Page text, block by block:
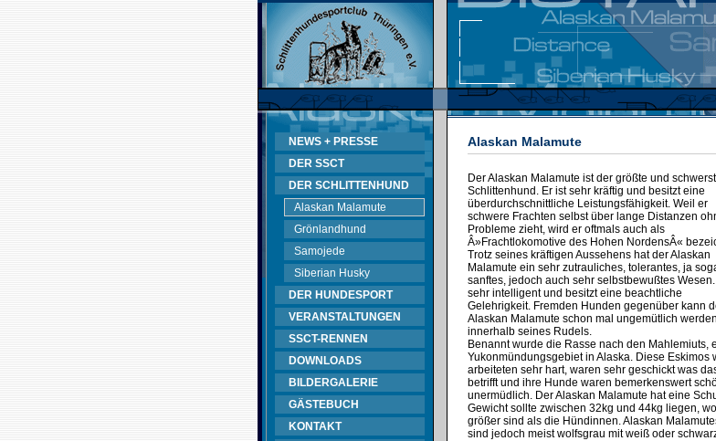
NEWS + PRESSE
DER SSCT
DER SCHLITTENHUND
Alaskan Malamute
Grönlandhund
Samojede
Siberian Husky
DER HUNDESPORT
VERANSTALTUNGEN
SSCT-RENNEN
DOWNLOADS
BILDERGALERIE
GÄSTEBUCH
KONTAKT
Alaskan Malamute
Der Alaskan Malamute ist der größte und
Schlittenhund. Er ist sehr kräftig und besitzt eine
überdurchschnittliche Leistungsfähigkeit. Weil er
schwere Frachten selbst über lange Distanzen
Probleme zieht, wird er oftmals auch als
Â»Frachtlokomotive des Hohen NordensÂ«
Trotz seines kräftigen Aussehens hat der Alaskan
Malamute ein sehr zutrauliches, tolerantes, ja
sanftes, jedoch auch sehr selbstbewußtes
sehr intelligent und besitzt eine beachtliche
Gelehrigkeit. Fremden Hunden gegenüber kann
Alaskan Malamute schon mal ungemütlich
innerhalb seines Rudels.
Benannt wurde die Rasse nach den Mahlemiuts,
Yukonmündungsgebiet in Alaska. Diese Eskimos
arbeiteten sehr hart, waren sehr geschickt was
betrifft und ihre Hunde waren bemerkenswert
unermüdlich. Der Alaskan Malamute hat eine
Gewicht sollte zwischen 32kg und 44kg liegen,
größer sind als die Hündinnen. Alaskan
sind jedoch meist wolfsgrau mit weiß oder